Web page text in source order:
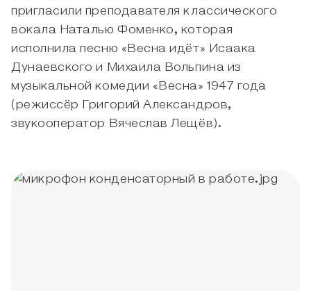
пригласили преподавателя классического
вокала Наталью Фоменко, которая
исполнила песню «Весна идёт» Исаака
Дунаевского и Михаила Вольпина из
музыкальной комедии «Весна» 1947 года
(режиссёр Григорий Александров,
звукооператор Вячеслав Лещёв).